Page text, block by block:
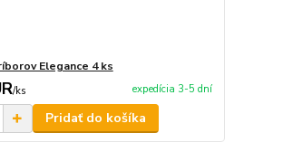
Elegance 4 ks
/ks expedícia 3-5 dní
Pridať do košíka